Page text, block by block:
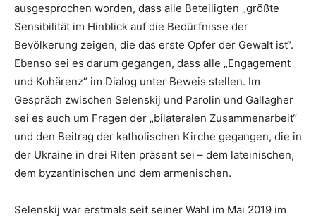
ausgesprochen worden, dass alle Beteiligten „größte
Sensibilität im Hinblick auf die Bedürfnisse der
Bevölkerung zeigen, die das erste Opfer der Gewalt ist“.
Ebenso sei es darum gegangen, dass alle „Engagement
und Kohärenz“ im Dialog unter Beweis stellen. Im
Gespräch zwischen Selenskij und Parolin und Gallagher
sei es auch um Fragen der „bilateralen Zusammenarbeit“
und den Beitrag der katholischen Kirche gegangen, die in
der Ukraine in drei Riten präsent sei – dem lateinischen,
dem byzantinischen und dem armenischen.
Selenskij war erstmals seit seiner Wahl im Mai 2019 im